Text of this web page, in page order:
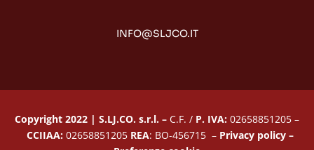
INFO@SLJCO.IT
Copyright 2022 | S.LJ.CO. s.r.l. – C.F. / P. IVA: 02658851205 –
CCIIAA:02658851205 REA: BO-456715 – Privacy policy–